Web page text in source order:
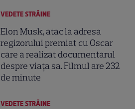
VEDETE STRĂINE
Elon Musk, atac la adresa
regizorului premiat cu Oscar
care a realizat documentarul
despre viața sa. Filmul are 232
de minute
VEDETE STRĂINE